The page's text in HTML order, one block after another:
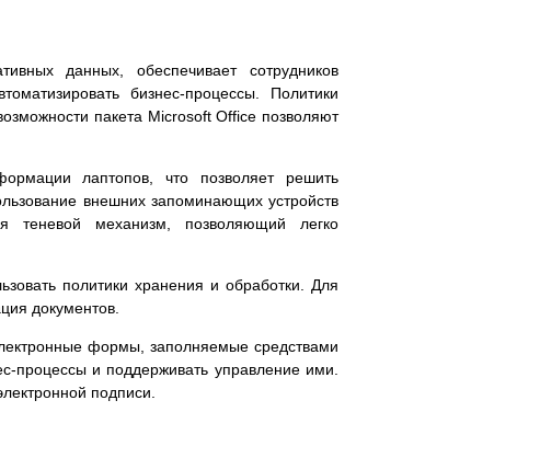
данных, обеспечивает сотрудников
бизнес-процессы. Политики
пакета Microsoft Office позволяют
лаптопов, что позволяет решить
внешних запоминающих устройств
теневой механизм, позволяющий легко
политики хранения и обработки. Для
документов.
формы, заполняемые средствами
процессы и поддерживать управление ими.
подписи.